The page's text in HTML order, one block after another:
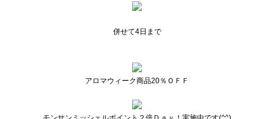
併せて4日まで
アロマウィーク商品20％ＯＦＦ